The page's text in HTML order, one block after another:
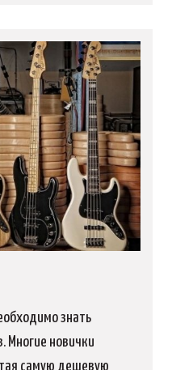
знать
Многие новички
самую дешевую